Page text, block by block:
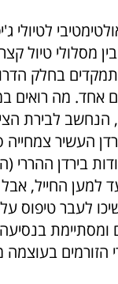
לטיולי
מסלולי טיול
בחלק
אחד. מה רואים
הנחשב לבירת
העשיר
בירדן ההררי
למען החייל,
לעבר טיפוס
הזורמים